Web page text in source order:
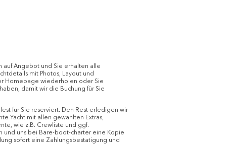
auf Angebot und Sie erhalten alle
mit Photos, Layout und
Homepage wiederholen oder Sie
damit wir die Buchung für Sie
fur Sie reserviert. Den Rest erledigen wir
Yacht mit allen gewahlten Extras,
wie z.B. Crewliste und ggf.
und uns bei Bare-boot-charter eine Kopie
sofort eine Zahlungsbestatigung und